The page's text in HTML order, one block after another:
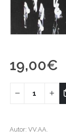
19,00€
Autor: VV.AA.